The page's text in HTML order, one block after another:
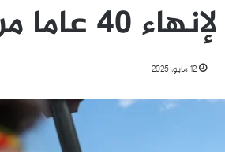
من النزاع
12 مايو، 2025